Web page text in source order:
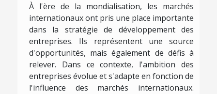
À l'ère de la mondialisation, les marchés
internationaux ont pris une place importante
dans la stratégie de développement des
entreprises. Ils représentent une source
d'opportunités, mais également de défis à
relever. Dans ce contexte, l'ambition des
entreprises évolue et s'adapte en fonction de
l'influence des marchés internationaux.